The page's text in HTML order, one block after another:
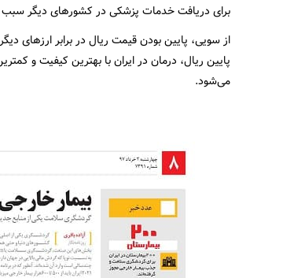
برای دریافت خدمات پزشکی در کشورهای دیگر سبب
از سویی، پایین بودن قیمت ریال در برابر ارزهای
پایین ریال، درمان در ایران با بهترین کیفیت و
می‌شود.